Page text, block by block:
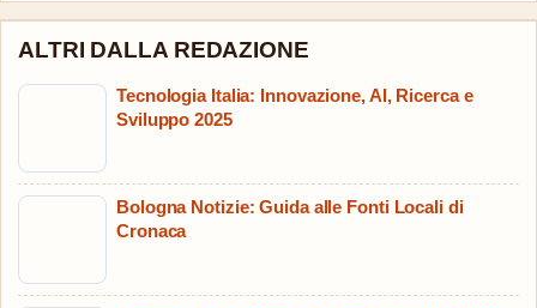
ALTRI DALLA REDAZIONE
Tecnologia Italia: Innovazione, AI, Ricerca e
Sviluppo 2025
Bologna Notizie: Guida alle Fonti Locali di
Cronaca